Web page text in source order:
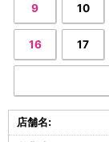
9 10
16 17
店舗名: